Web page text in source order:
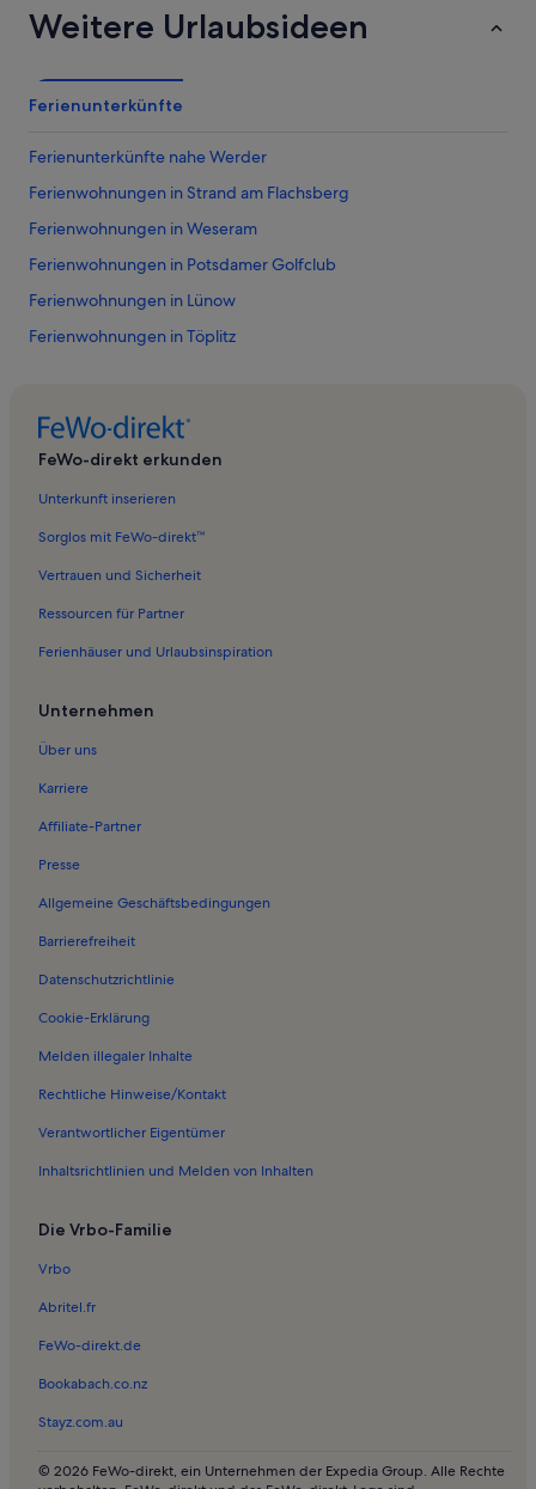
Weitere Urlaubsideen
Ferienunterkünfte
Ferienunterkünfte nahe Werder
Ferienwohnungen in Strand am Flachsberg
Ferienwohnungen in Weseram
Ferienwohnungen in Potsdamer Golfclub
Ferienwohnungen in Lünow
Ferienwohnungen in Töplitz
Ferienwohnungen in Phöben
Ferienunterkünfte nahe Elstal Station
Ferienwohnungen in Strand am Flachsberg
Ferienwohnungen in Uetz-Paaren
Ferienwohnungen in Kartzow
Ferienwohnungen in Derwitz
Ferienwohnungen in Nördliche Ortsteile
Ferienwohnungen in Werder
Ferienwohnungen in Groß Kreutz
Ferienwohnungen in Krielow
Ferienwohnungen in Windmühle in Werder
Ferienwohnungen in Jeserig
Ferienwohnungen in Golm
Ferienwohnungen in Strand
Ferienwohnungen in Eiche
Ferienwohnungen in Saaringen
Ferienwohnungen in Glindow
Ferienwohnungen in Roskow
Ferienwohnungen in Schumachersiedlung
Ferienwohnungen in Tremmen
Ferienwohnungen in Götz
FeWo-direkt erkunden
Unterkunft inserieren
Sorglos mit FeWo-direkt™
Vertrauen und Sicherheit
Ressourcen für Partner
Ferienhäuser und Urlaubsinspiration
Unternehmen
Über uns
Karriere
Affiliate-Partner
Presse
Allgemeine Geschäftsbedingungen
Barrierefreiheit
Datenschutzrichtlinie
Cookie-Erklärung
Melden illegaler Inhalte
Rechtliche Hinweise/Kontakt
Verantwortlicher Eigentümer
Inhaltsrichtlinien und Melden von Inhalten
Die Vrbo-Familie
Vrbo
Abritel.fr
FeWo-direkt.de
Bookabach.co.nz
Stayz.com.au
© 2026 FeWo-direkt, ein Unternehmen der Expedia Group. Alle Rechte